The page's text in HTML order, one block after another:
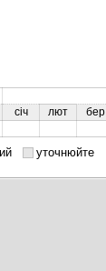
січ лют бер
уточнюйте